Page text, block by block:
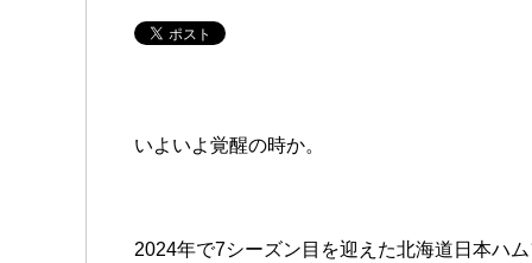
いよいよ覚醒の時か。
2024年で7シーズン目を迎えた北海道日本ハ